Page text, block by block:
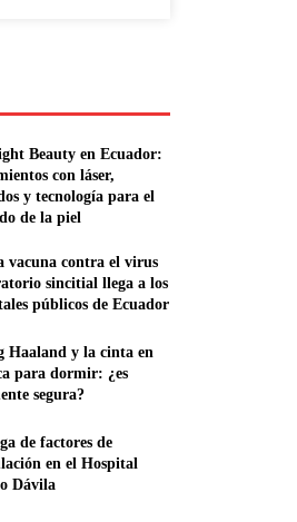
Beauty en Ecuador:
con láser,
y tecnología para el
de la piel
vacuna contra el virus
sincitial llega a los
públicos de Ecuador
Haaland y la cinta en
para dormir: ¿es
segura?
de factores de
en el Hospital
Dávila